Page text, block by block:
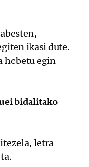
ikasi dute.
hobetu egin
bidalitako
letra